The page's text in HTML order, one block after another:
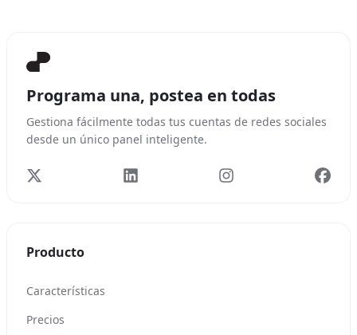
Programa una, postea en todas
Gestiona fácilmente todas tus cuentas de redes sociales
desde un único panel inteligente.
Producto
Características
Precios